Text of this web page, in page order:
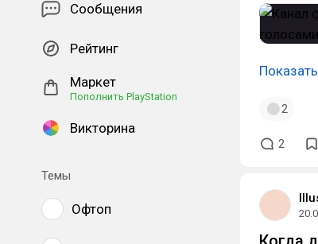
Сообщения
Рейтинг
Маркет
Пополнить PlayStation
Викторина
Темы
Офтоп
2
2